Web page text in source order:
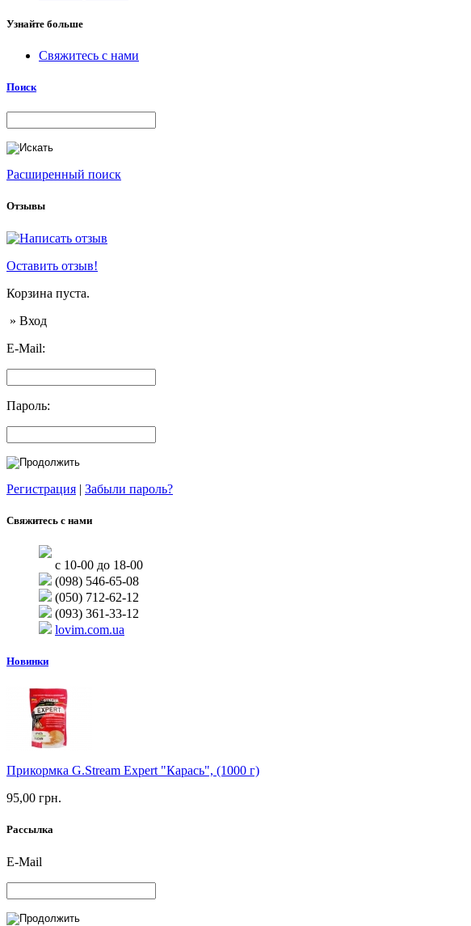
Узнайте больше
Свяжитесь с нами
Поиск
Расширенный поиск
Отзывы
Оставить отзыв!
Корзина пуста.
» Вход
E-Mail:
Пароль:
Регистрация | Забыли пароль?
Свяжитесь с нами
с 10-00 до 18-00
(098) 546-65-08
(050) 712-62-12
(093) 361-33-12
lovim.com.ua
Новинки
Прикормка G.Stream Expert "Карась", (1000 г)
95,00 грн.
Рассылка
E-Mail